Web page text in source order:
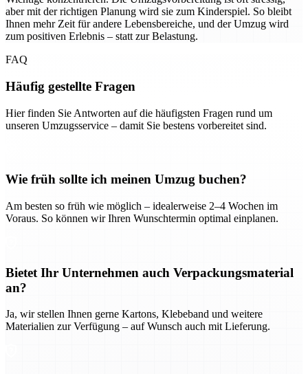
aber mit der richtigen Planung wird sie zum Kinderspiel. So bleibt
Ihnen mehr Zeit für andere Lebensbereiche, und der Umzug wird
zum positiven Erlebnis – statt zur Belastung.
FAQ
Häufig gestellte Fragen
Hier finden Sie Antworten auf die häufigsten Fragen rund um
unseren Umzugsservice – damit Sie bestens vorbereitet sind.
Wie früh sollte ich meinen Umzug buchen?
Am besten so früh wie möglich – idealerweise 2–4 Wochen im
Voraus. So können wir Ihren Wunschtermin optimal einplanen.
Bietet Ihr Unternehmen auch Verpackungsmaterial
an?
Ja, wir stellen Ihnen gerne Kartons, Klebeband und weitere
Materialien zur Verfügung – auf Wunsch auch mit Lieferung.